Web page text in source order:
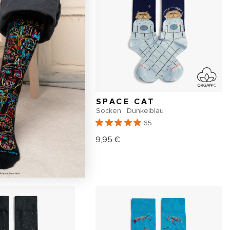
SPACE CAT
Socken · Dunkelblau
65
Normaler
9,95 €